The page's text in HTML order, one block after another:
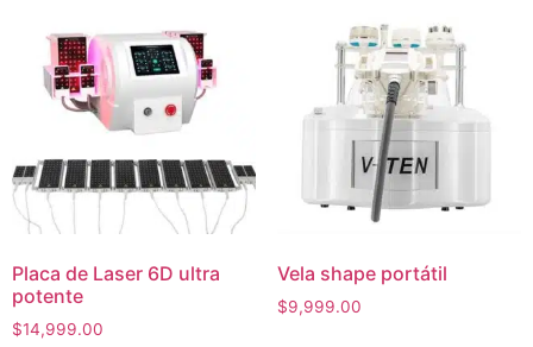
Placa de Laser 6D ultra
potente
$14,999.00
Vela shape portátil
$9,999.00